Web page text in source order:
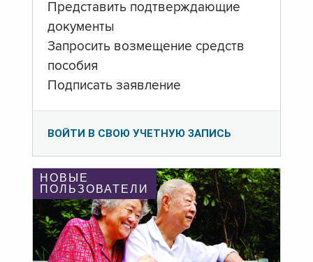
Представить подтверждающие
документы
Запросить возмещение средств
пособия
Подписать заявление
ВОЙТИ В СВОЮ УЧЕТНУЮ ЗАПИСЬ
НОВЫЕ
ПОЛЬЗОВАТЕЛИ